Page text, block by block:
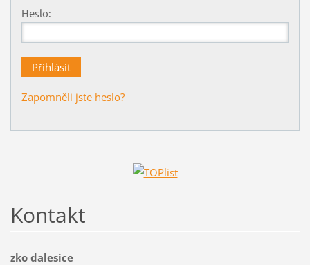
Heslo:
Zapomněli jste heslo?
Kontakt
zko dalesice